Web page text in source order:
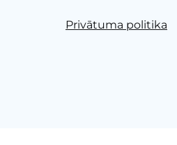
Privātuma politika